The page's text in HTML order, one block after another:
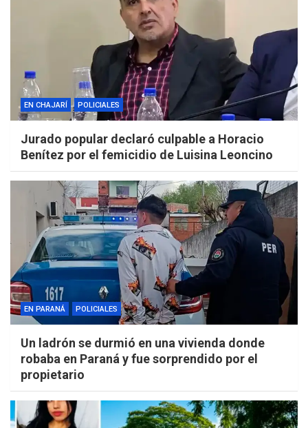
EN CHAJARÍ POLICIALES
Jurado popular declaró culpable a Horacio
Benítez por el femicidio de Luisina Leoncino
EN PARANÁ POLICIALES
Un ladrón se durmió en una vivienda donde
robaba en Paraná y fue sorprendido por el
propietario